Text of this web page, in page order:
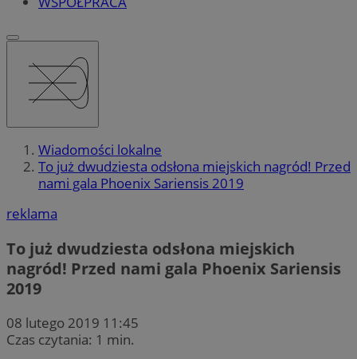
Wiadomości lokalne
To już dwudziesta odsłona miejskich nagród! Przed
nami gala Phoenix Sariensis 2019
reklama
To już dwudziesta odsłona miejskich
nagród! Przed nami gala Phoenix Sariensis
2019
08 lutego 2019 11:45
Czas czytania: 1 min.